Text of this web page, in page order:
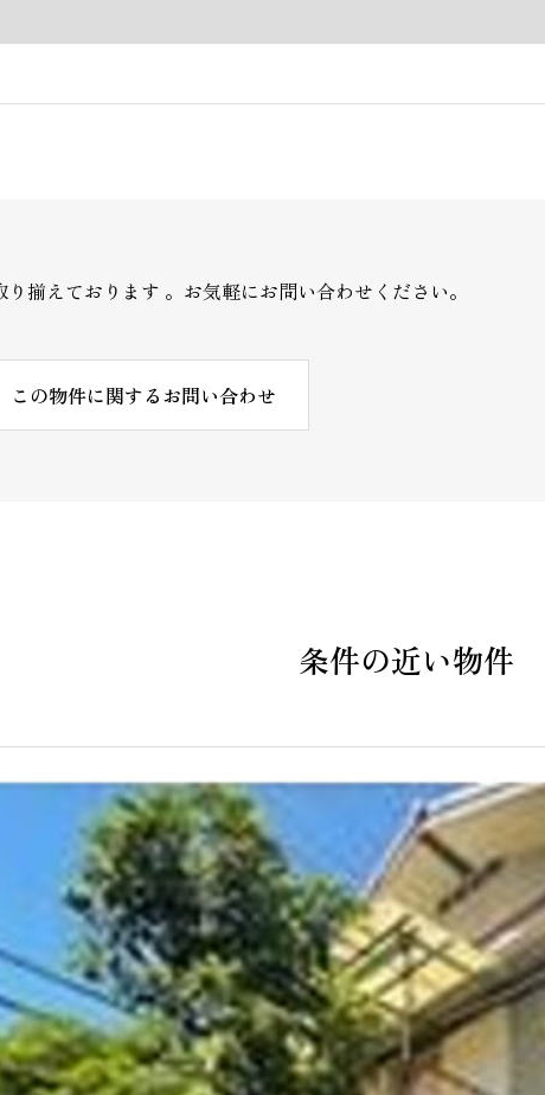
揃えております 。お気軽にお問い合わせください。
この物件に関するお問い合わせ
条件の近い物件